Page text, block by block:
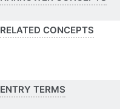
RELATED CONCEPTS
ENTRY TERMS